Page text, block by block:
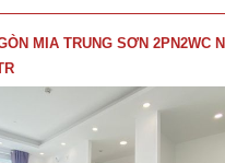
MIA TRUNG SƠN 2PN2WC